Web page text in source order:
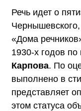
Речь идет о
Чернышевского,
«Дома
1930-х годов по
Карпова. По
выполнено в
представляет
этом статуса